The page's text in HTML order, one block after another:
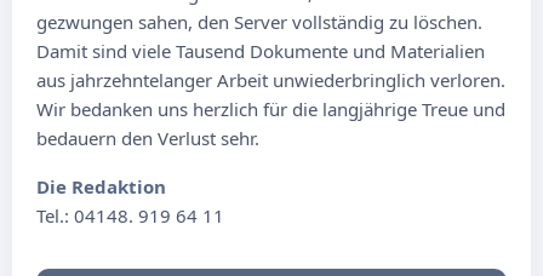
gezwungen sahen, den Server vollständig zu löschen.
Damit sind viele Tausend Dokumente und Materialien
aus jahrzehntelanger Arbeit unwiederbringlich verloren.
Wir bedanken uns herzlich für die langjährige Treue und
bedauern den Verlust sehr.
Die Redaktion
Tel.: 04148. 919 64 11